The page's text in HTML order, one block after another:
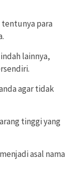
tentunya para
lainnya,
agar tidak
tinggi yang
asal nama